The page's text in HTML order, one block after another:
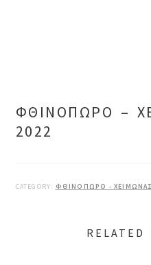
ΦΘΙΝΟΠΩΡΟ –
2022
CATEGORY: ΦΘΙΝΟΠΩΡΟ - ΧΕΙΜΩΝΑΣ
RELATED